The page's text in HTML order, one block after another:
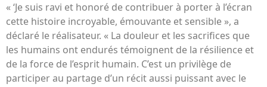
« ‘Je suis ravi et honoré de contribuer à porter à l’écran
cette histoire incroyable, émouvante et sensible », a
déclaré le réalisateur. « La douleur et les sacrifices que
les humains ont endurés témoignent de la résilience et
de la force de l’esprit humain. C’est un privilège de
participer au partage d’un récit aussi puissant avec le